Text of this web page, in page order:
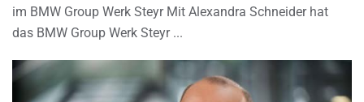
im BMW Group Werk Steyr Mit Alexandra Schneider hat
das BMW Group Werk Steyr